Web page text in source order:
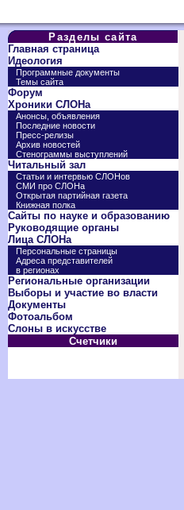
Разделы сайта
Главная страница
Идеология
Программные документы
Темы сайта
Форум
Хроники СЛОНа
Анонсы, объявления
Последние новости
Пресс-релизы
Архив новостей
Стенограммы выступлений
Читальный зал
Статьи и интервью СЛОНов
СМИ про СЛОНа
Открытая партийная газета
Книжная полка
Сайты по науке и образованию
Руководящие органы
Лица СЛОНа
Персональные страницы
Адреса представителей
в регионах
Региональные организации
Выборы и участие во власти
Документы
Фотоальбом
Слоны в искусстве
Счетчики